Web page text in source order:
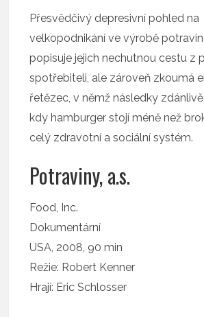
Přesvědčivý depresivní pohled na
velkopodnikání ve výrobě potravin
popisuje jejich nechutnou cestu z
spotřebiteli, ale zároveň zkoumá
řetězec, v němž následky
kdy hamburger stojí méně než
celý zdravotní a sociální systém.
Potraviny, a.s.
Food, Inc.
Dokumentární
USA, 2008, 90 min
Režie: Robert Kenner
Hrají: Eric Schlosser